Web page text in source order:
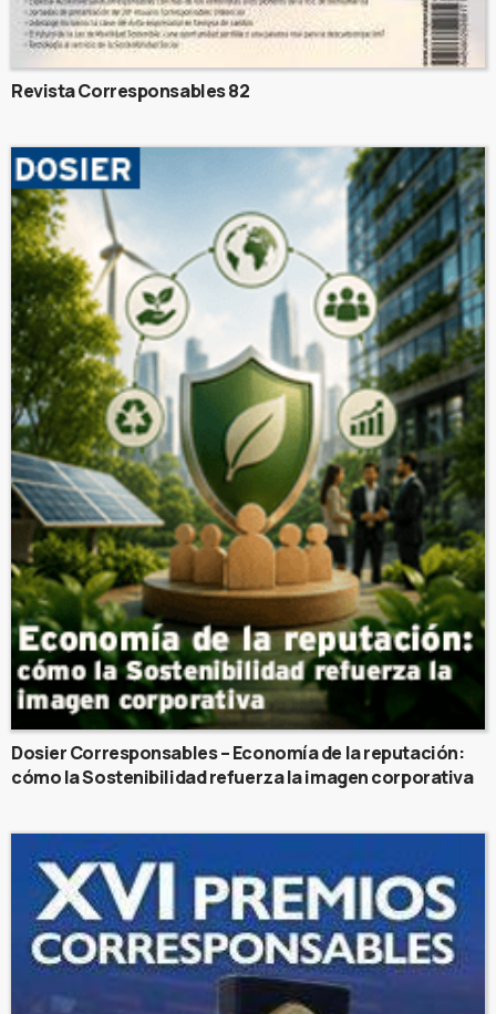
Revista Corresponsables 82
Dosier Corresponsables – Economía de la reputación:
cómo la Sostenibilidad refuerza la imagen corporativa